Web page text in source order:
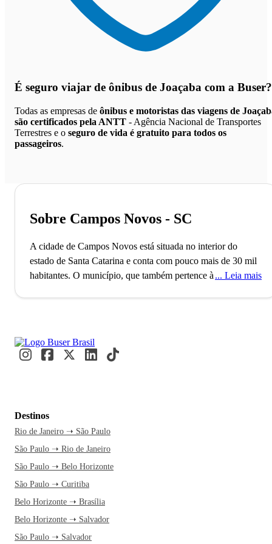
É seguro viajar de ônibus de Joaçaba com a Buser?
Todas as empresas de ônibus e motoristas das viagens de
são certificados pela ANTT - Agência Nacional de Transportes
Terrestres e o seguro de vida é gratuito para todos os
passageiros.
Sobre Campos Novos - SC
A cidade de Campos Novos está situada no interior do
estado de Santa Catarina e conta com pouco mais de 30 mil
habitantes. O município, que também pertence à
2006 e é responsável por gerar energia para um quarto de
Santa Catarina.
com várias opções para lazer como, por exemplo, o Parque
Estadual Rio Canoas e o Museu Municipal Campos Novos.
É possível encontrar em Campos Novos, também,
hospedagens confortáveis, com café da manhã e bom custo-
benefício. O município catarinense tem a sua economia
comércio e da indústria.
Dentre os eventos realizados pela cidade de Campos Novos
Leia mais
Destinos
Rio de Janeiro ➝ São Paulo
São Paulo ➝ Rio de Janeiro
São Paulo ➝ Belo Horizonte
São Paulo ➝ Curitiba
Belo Horizonte ➝ Brasília
Belo Horizonte ➝ Salvador
São Paulo ➝ Salvador